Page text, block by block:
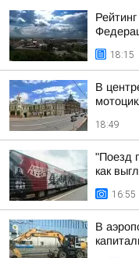
18:15
В
18:49
"Поезд
как
16:55
В